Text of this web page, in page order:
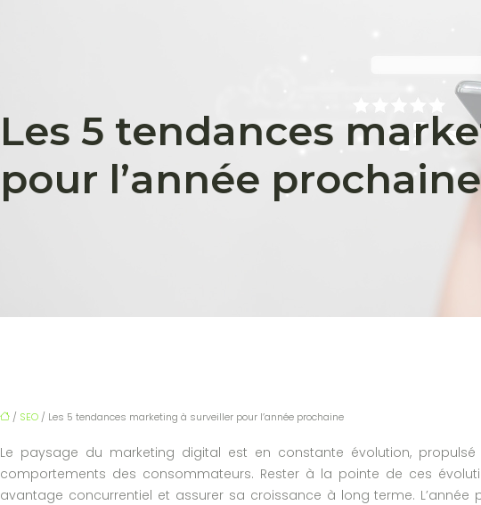
Les 5 tendances
pour l’année prochaine
/ SEO/ Les 5 tendances marketing à surveiller pour l’année prochaine
Le paysage du marketing digital est en constante évolution,
comportements des consommateurs. Rester à la pointe de ces
avantage concurrentiel et assurer sa croissance à long terme.